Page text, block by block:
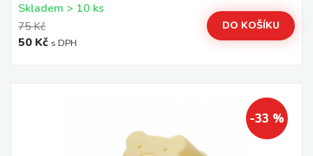
Skladem > 10 ks
75 Kč
50 Kč s DPH
DO KOŠÍKU
-33 %